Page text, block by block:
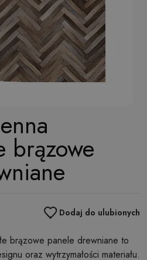
brązowe
Dodaj do ulubionych
brązowe panele drewniane to
oraz wytrzymałości materiału.